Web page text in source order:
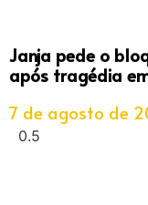
Janja pede o
após tragédia
7 de agosto de